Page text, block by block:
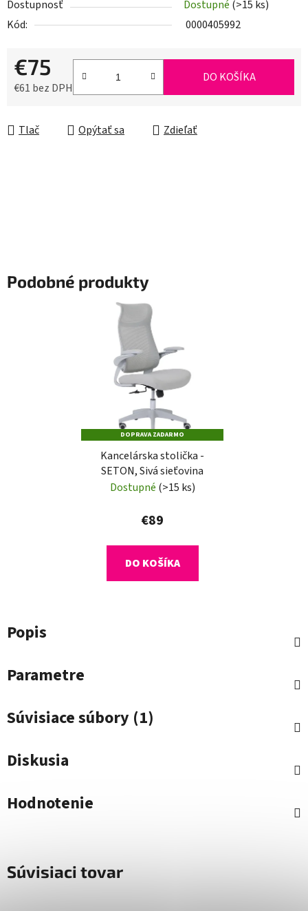
Dostupnosť Dostupné (>15 ks)
Kód:
0000405992
€75
€61 bez DPH
DO KOŠÍKA
Tlač Opýtať sa Zdieľať
Podobné produkty
DOPRAVA ZADARMO
Kancelárska stolička -
SETON, Sivá sieťovina
Dostupné (>15 ks)
€89
DO KOŠÍKA
Popis
Parametre
Súvisiace súbory (1)
Diskusia
Hodnotenie
Súvisiaci tovar